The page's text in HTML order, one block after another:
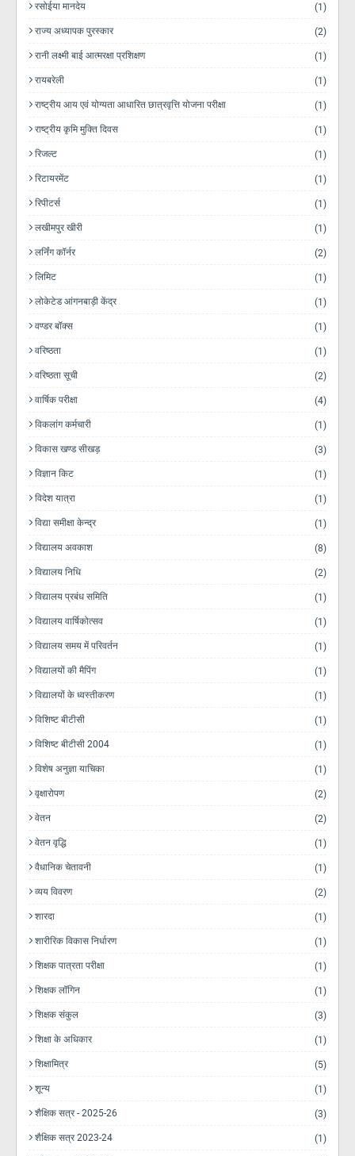
रसोईया मानदेय (1)
राज्य अध्यापक पुरस्कार (2)
रानी लक्ष्मी बाई आत्मरक्षा प्रशिक्षण (1)
रायबरेली (1)
राष्ट्रीय आय एवं योग्यता आधारित छात्रवृत्ति योजना परीक्षा (1)
राष्ट्रीय कृमि मुक्ति दिवस (1)
रिजल्ट (1)
रिटायरमेंट (1)
रिपीटर्स (1)
लखीमपुर खीरी (1)
लर्निंग कॉर्नर (2)
लिमिट (1)
लोकेटेड आंगनबाड़ी केंद्र (1)
वण्डर बॉक्स (1)
वरिष्ठता (1)
वरिष्ठता सूची (2)
वार्षिक परीक्षा (4)
विकलांग कर्मचारी (1)
विकास खण्ड सीखड़ (3)
विज्ञान किट (1)
विदेश यात्रा (1)
विद्या समीक्षा केन्द्र (1)
विद्यालय अवकाश (8)
विद्यालय निधि (2)
विद्यालय प्रबंध समिति (1)
विद्यालय वार्षिकोत्सव (1)
विद्यालय समय में परिवर्तन (1)
विद्यालयों की मैपिंग (1)
विद्यालयों के ध्वस्तीकरण (1)
विशिष्ट बीटीसी (1)
विशिष्ट बीटीसी 2004 (1)
विशेष अनुज्ञा याचिका (1)
वृक्षारोपण (2)
वेतन (2)
वेतन वृद्धि (1)
वैधानिक चेतावनी (1)
व्यय विवरण (2)
शारदा (1)
शारीरिक विकास निर्धारण (1)
शिक्षक पात्रता परीक्षा (1)
शिक्षक लॉगिन (1)
शिक्षक संकुल (3)
शिक्षा के अधिकार (1)
शिक्षामित्र (5)
शून्य (1)
शैक्षिक सत्र - 2025-26 (3)
शैक्षिक सत्र 2023-24 (1)